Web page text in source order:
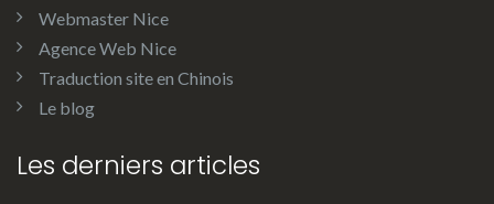
Webmaster Nice
Agence Web Nice
Traduction site en Chinois
Le blog
Les derniers articles